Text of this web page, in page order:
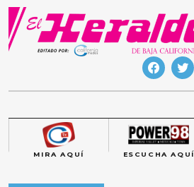
Skip
content
MIRA AQUÍ ESCUCHA AQUÍ